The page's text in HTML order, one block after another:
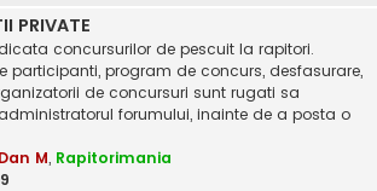
PRIVATE
concursurilor de pescuit la rapitori.
participanti, program de concurs, desfasurare,
de concursuri sunt rugati sa
forumului, inainte de a posta o
Dan M, Rapitorimania